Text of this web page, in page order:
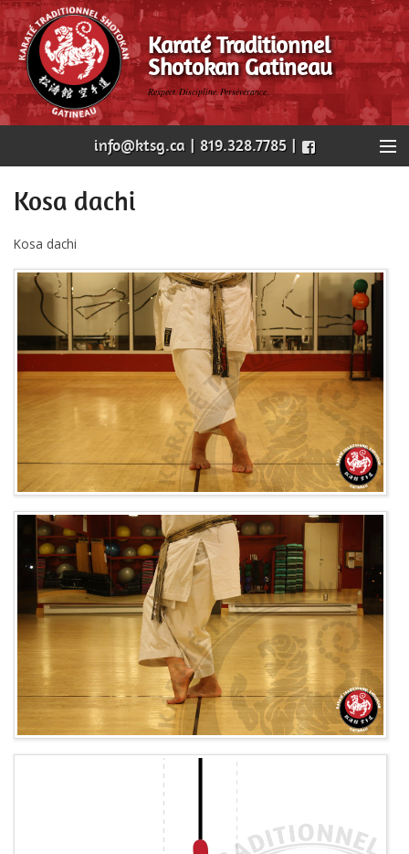
Karaté Traditionnel
Shotokan Gatineau
Respect. Discipline. Persévérance.
info@ktsg.ca | 819.328.7785 |
Accueil
Nos cours
Horaire
Évènements
Nous joindre
Ressources
Kosa dachi
Kosa dachi